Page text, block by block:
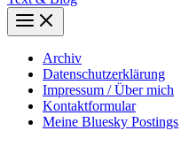
Main
Menu
Archiv
Datenschutzerklärung
Impressum / Über mich
Kontaktformular
Meine Bluesky Postings